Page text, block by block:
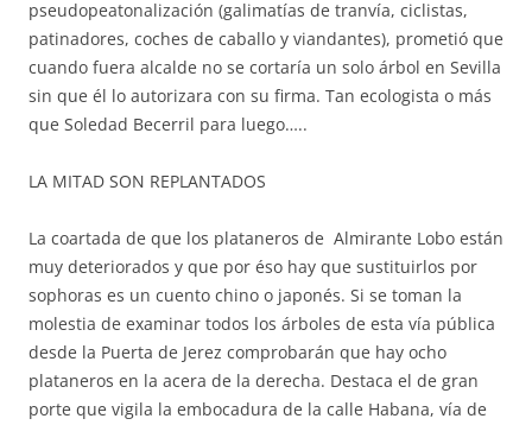
pseudopeatonalización (galimatías de tranvía, ciclistas,
patinadores, coches de caballo y viandantes), prometió que
cuando fuera alcalde no se cortaría un solo árbol en Sevilla
sin que él lo autorizara con su firma. Tan ecologista o más
que Soledad Becerril para luego…..
LA MITAD SON REPLANTADOS
La coartada de que los plataneros de Almirante Lobo están
muy deteriorados y que por éso hay que sustituirlos por
sophoras es un cuento chino o japonés. Si se toman la
molestia de examinar todos los árboles de esta vía pública
desde la Puerta de Jerez comprobarán que hay ocho
plataneros en la acera de la derecha. Destaca el de gran
porte que vigila la embocadura de la calle Habana, vía de